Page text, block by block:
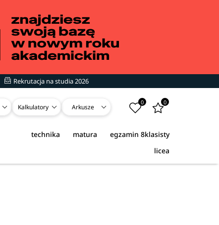
Rekrutacja na studia 2026
Kalkulatory Arkusze
0 0
egzamin 8klasisty
matura
technika
licea